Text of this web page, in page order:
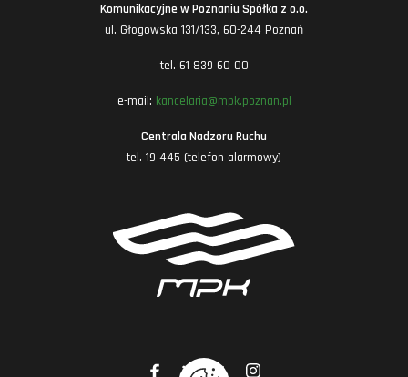
Komunikacyjne w Poznaniu Spółka z o.o.
ul. Głogowska 131/133, 60-244 Poznań
tel. 61 839 60 00
e-mail: kancelaria@mpk.poznan.pl
Centrala Nadzoru Ruchu
tel. 19 445 (telefon alarmowy)